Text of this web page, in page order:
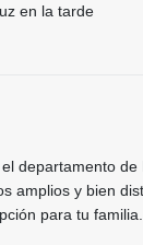
en la tarde
departamento de
amplios y bien
para tu familia.